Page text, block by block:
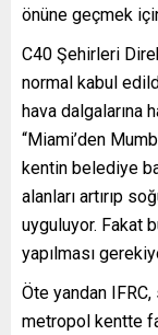
önüne geçmek
C40 Şehirleri
normal kabul
hava dalgalarına
“Miami’den
kentin belediye
alanları artırıp
uyguluyor. Fakat
yapılması
Öte yandan
metropol kentte